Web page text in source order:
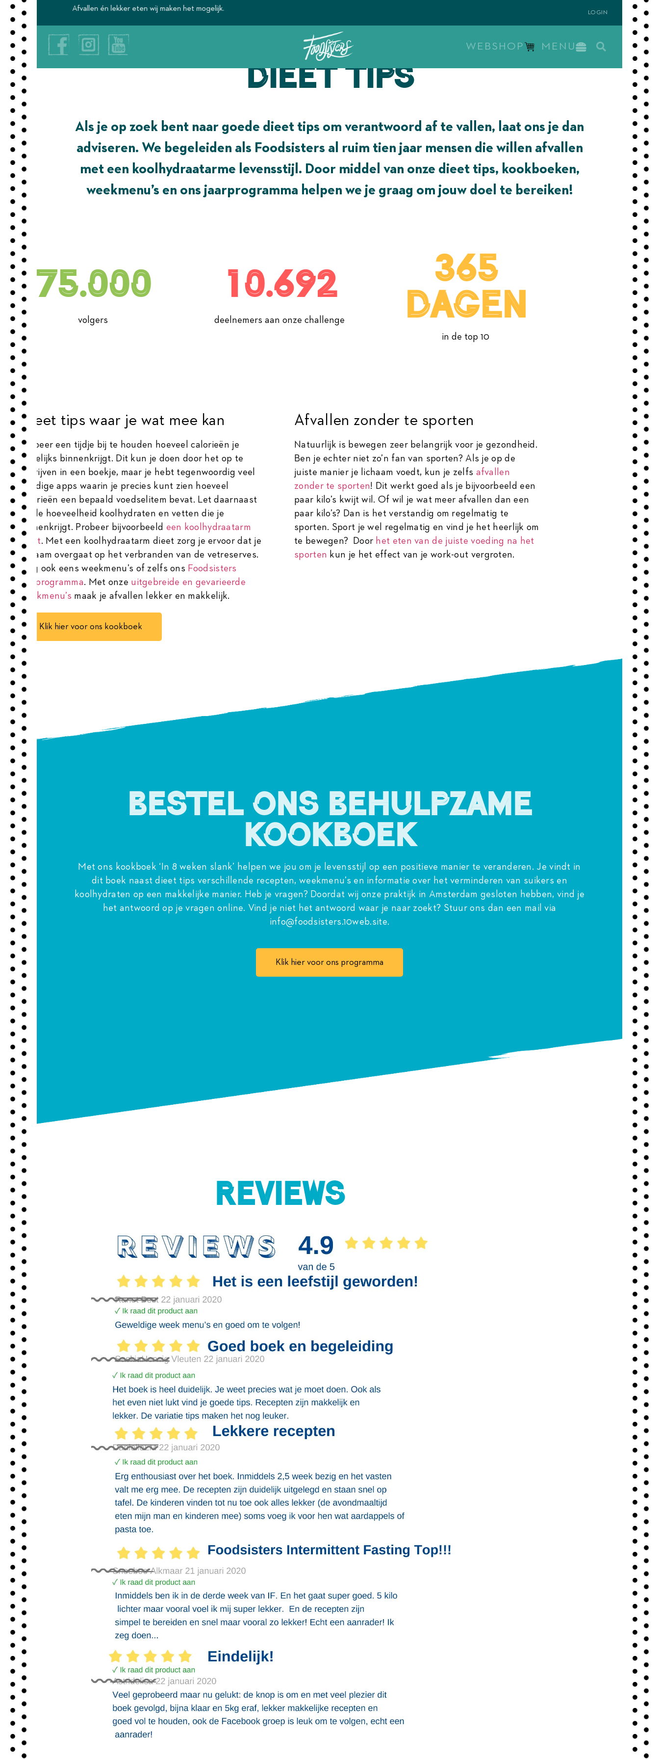
Afvallen én lekker eten wij maken het mogelijk. Pak je energie
LOGIN
WEBSHOP MENU
Dieet tips
Als je op zoek bent naar goede dieet tips om verantwoord af te vallen, laat ons je dan
adviseren. We begeleiden als Foodsisters al ruim tien jaar mensen die willen afvallen
met een koolhydraatarme levensstijl. Door middel van onze dieet tips, kookboeken,
weekmenu’s en ons jaarprogramma helpen we je graag om jouw doel te bereiken!
75.000
volgers
10.692
deelnemers aan onze challenge
365
dagen
in de top 10
Dieet tips waar je wat mee kan
Probeer een tijdje bij te houden hoeveel calorieën je
dagelijks binnenkrijgt. Dit kun je doen door het op te
schrijven in een boekje, maar je hebt tegenwoordig veel
handige apps waarin je precies kunt zien hoeveel
calorieën een bepaald voedselitem bevat. Let daarnaast
op de hoeveelheid koolhydraten en vetten die je
binnenkrijgt. Probeer bijvoorbeeld een koolhydraatarm
dieet. Met een koolhydraatarm dieet zorg je ervoor dat je
lichaam overgaat op het verbranden van de vetreserves.
Volg ook eens weekmenu’s of zelfs ons Foodsisters
jaarprogramma. Met onze uitgebreide en gevarieerde
weekmenu’s maak je afvallen lekker en makkelijk.
Klik hier voor ons kookboek
Afvallen zonder te sporten
Natuurlijk is bewegen zeer belangrijk voor je gezondheid.
Ben je echter niet zo’n fan van sporten? Als je op de
juiste manier je lichaam voedt, kun je zelfs afvallen
zonder te sporten! Dit werkt goed als je bijvoorbeeld een
paar kilo’s kwijt wil. Of wil je wat meer afvallen dan een
paar kilo’s? Dan is het verstandig om regelmatig te
sporten. Sport je wel regelmatig en vind je het heerlijk om
te bewegen? Door het eten van de juiste voeding na het
sporten kun je het effect van je work-out vergroten.
Bestel ons behulpzame
kookboek
Met ons kookboek ‘In 8 weken slank’ helpen we jou om je levensstijl op een positieve manier te veranderen. Je vindt in
dit boek naast dieet tips verschillende recepten, weekmenu’s en informatie over het verminderen van suikers en
koolhydraten op een makkelijke manier. Heb je vragen? Doordat wij onze praktijk in Amsterdam gesloten hebben, vind je
het antwoord op je vragen online. Vind je niet het antwoord waar je naar zoekt? Stuur ons dan een mail via
info@foodsisters.10web.site.
Klik hier voor ons programma
Reviews